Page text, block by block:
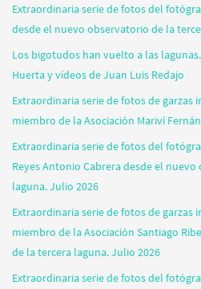
Extraordinaria serie de fotos del
desde el nuevo observatorio de la
Los bigotudos han vuelto a las
Huerta y vídeos de Juan Luis Redajo
Extraordinaria serie de fotos de garzas
miembro de la Asociación Mariví
Extraordinaria serie de fotos del
Reyes Antonio Cabrera desde el
laguna. Julio 2026
Extraordinaria serie de fotos de garzas
miembro de la Asociación Santiago
de la tercera laguna. Julio 2026
Extraordinaria serie de fotos del